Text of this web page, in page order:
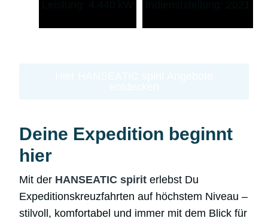
Deine Expedition beginnt
hier
Mit der HANSEATIC spirit erlebst Du
Expeditionskreuzfahrten auf höchstem Niveau –
stilvoll, komfortabel und immer mit dem Blick für